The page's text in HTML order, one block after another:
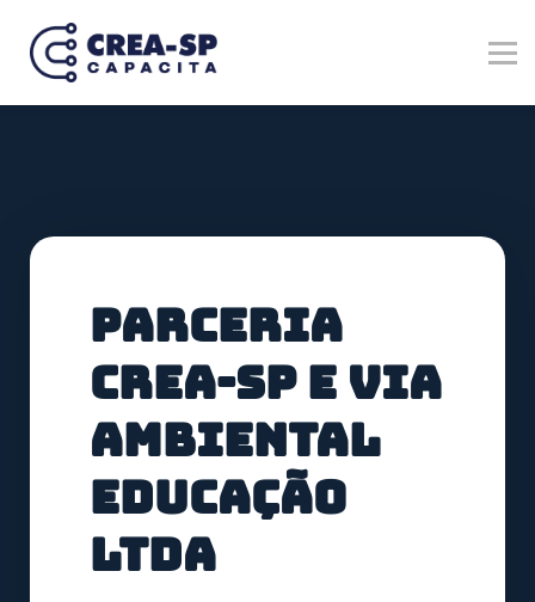
Marketplace
Parceria
CREA-SP e Via
Ambiental
Educação
Ltda